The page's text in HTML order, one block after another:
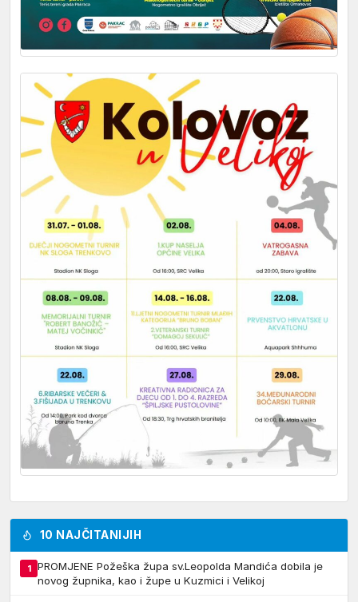
10 NAJČITANIJIH
1
PROMJENE Požeška župa sv.Leopolda Mandića dobila je
novog župnika, kao i župe u Kuzmici i Velikoj